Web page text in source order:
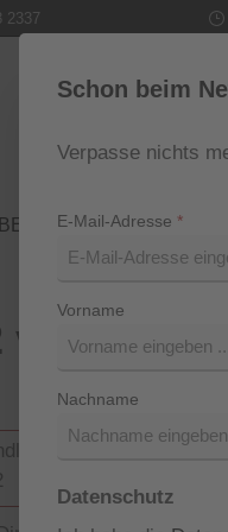
2337
LIFESTYLE
Schon beim
Verpasse nichts
E-Mail-Adresse *
Vorname
Nachname
Datenschutz